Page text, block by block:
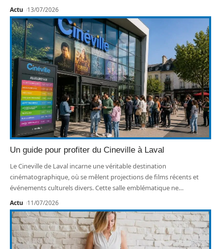
Actu 13/07/2026
Un guide pour profiter du Cineville à Laval
Le Cineville de Laval incarne une véritable destination
cinématographique, où se mêlent projections de films récents et
événements culturels divers. Cette salle emblématique ne…
Actu 11/07/2026